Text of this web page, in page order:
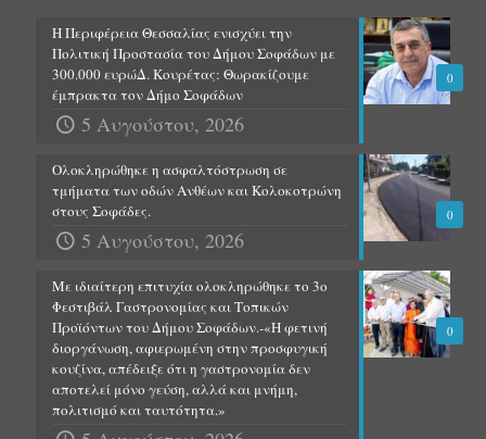
0
Η Περιφέρεια Θεσσαλίας ενισχύει την
Πολιτική Προστασία του Δήμου Σοφάδων με
300.000 ευρώΔ. Κουρέτας: Θωρακίζουμε
έμπρακτα τον Δήμο Σοφάδων
5 Αυγούστου, 2026
0
Ολοκληρώθηκε η ασφαλτόστρωση σε
τμήματα των οδών Ανθέων και Κολοκοτρώνη
στους Σοφάδες.
5 Αυγούστου, 2026
0
Με ιδιαίτερη επιτυχία ολοκληρώθηκε το 3ο
Φεστιβάλ Γαστρονομίας και Τοπικών
Προϊόντων του Δήμου Σοφάδων.-«Η φετινή
διοργάνωση, αφιερωμένη στην προσφυγική
κουζίνα, απέδειξε ότι η γαστρονομία δεν
αποτελεί μόνο γεύση, αλλά και μνήμη,
πολιτισμό και ταυτότητα.»